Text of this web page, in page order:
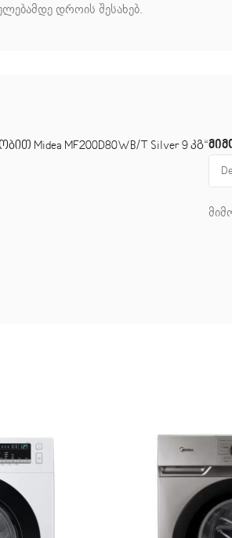
დროის შესახებ.
Midea MF200D80WB/T Silver 9 კგ“